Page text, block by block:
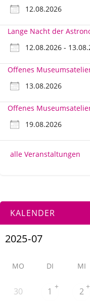
12.08.2026
Lange Nacht der
12.08.2026 -
Offenes
13.08.2026
Offenes
19.08.2026
alle Veranstaltungen
KALENDER
MO DI MI
30 1 + 2 +